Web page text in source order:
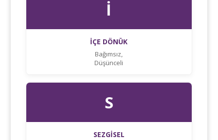
İ
İÇE DÖNÜK
Bağımsız,
Düşünceli
S
SEZGİSEL